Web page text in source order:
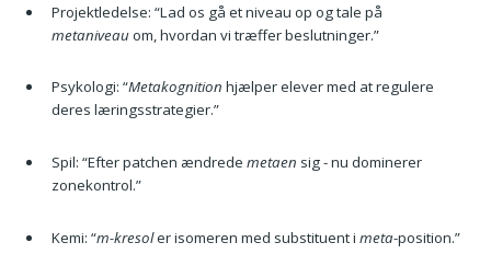
Projektledelse: “Lad os gå et niveau op og tale på
metaniveauom, hvordan vi træffer beslutninger.”
Psykologi: “Metakognition hjælper elever med at regulere
deres læringsstrategier.”
Spil: “Efter patchen ændrede metaen sig - nu dominerer
zonekontrol.”
Kemi: “m-kresoler isomeren med substituent i meta-position.”